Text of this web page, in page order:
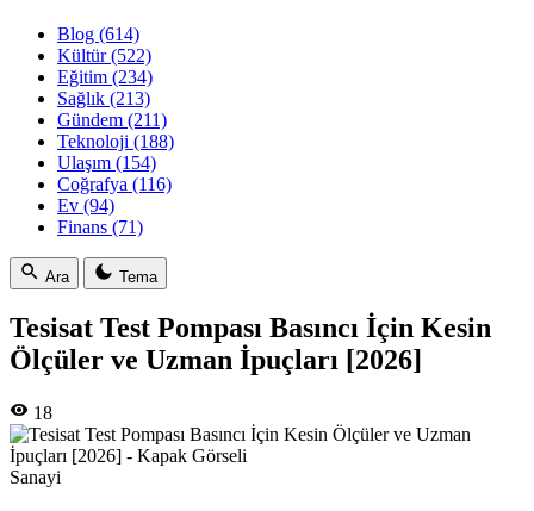
Blog (614)
Kültür(522)
Eğitim (234)
Sağlık (213)
Gündem (211)
Teknoloji (188)
Ulaşım (154)
Coğrafya (116)
Ev (94)
Finans (71)
Ara Tema
Tesisat Test Pompası Basıncı İçin Kesin
Ölçüler ve Uzman İpuçları [2026]
18
Sanayi